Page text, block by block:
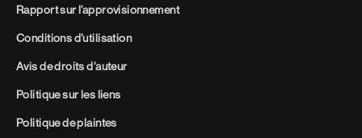
Rapport sur l’approvisionnement
Conditions d’utilisation
Avis de droits d’auteur
Politique sur les liens
Politique de plaintes